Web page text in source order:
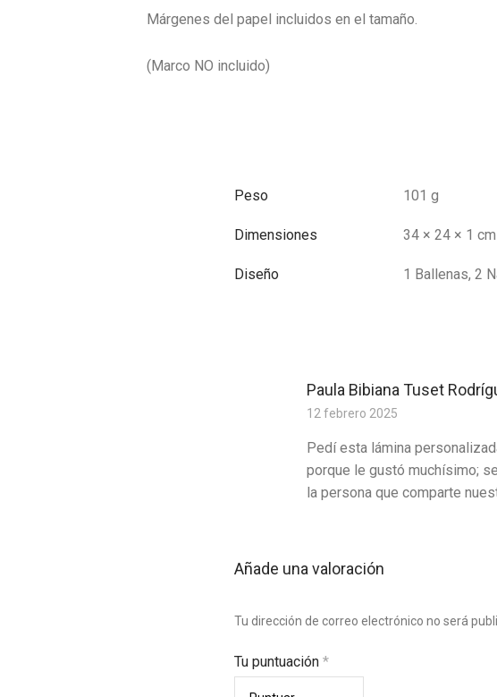
Márgenes del papel incluidos en el tamaño.
(Marco NO incluido)
Peso 101 g
Dimensiones 34 × 24 × 1 cm
Diseño 1 Ballenas, 2
Paula Bibiana Tuset
12 febrero 2025
Pedí esta lámina
porque le gustó muchísimo;
la persona que comparte
Añade una valoración
Tu dirección de correo electrónico no será
Tu puntuación *